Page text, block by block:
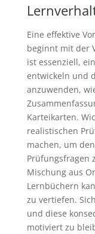
Eine effektive
beginnt mit der
ist essenziell,
entwickeln und
anzuwenden,
Karteikarten.
realistischen
machen, um
Prüfungsfragen
Mischung aus
Lernbüchern
zu vertiefen.
und diese
motiviert zu